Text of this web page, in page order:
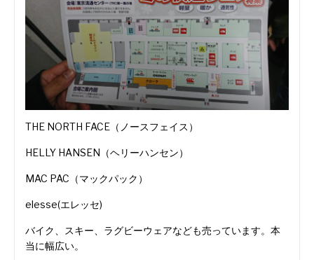
THE NORTH FACE（ノースフェイス）
HELLY HANSEN（ヘリーハンセン）
MAC PAC（マックパック）
elesse(エレッセ)
バイク、スキー、ラグビーウェアなども売っています。本
当に幅広い。